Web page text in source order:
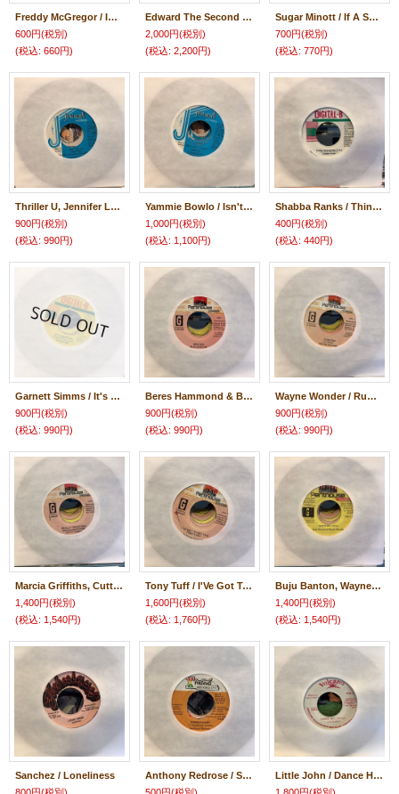
Freddy McGregor / In The Mix
600円(税別)
(税込: 660円)
Edward The Second And The Red Hot Polkas / Polkasteady
2,000円(税別)
(税込: 2,200円)
Sugar Minott / If A So We A Go Live
700円(税別)
(税込: 770円)
Thriller U, Jennifer Lara, Johnny Nice / Sex You Up
900円(税別)
(税込: 990円)
Yammie Bowlo / Isn't She Lovely
1,000円(税別)
(税込: 1,100円)
Shabba Ranks / Think You Having It All
400円(税別)
(税込: 440円)
Garnett Simms / It's Growing
900円(税別)
(税込: 990円)
Beres Hammond & Buju Banton / Who Say
900円(税別)
(税込: 990円)
Wayne Wonder / Rumours
900円(税別)
(税込: 990円)
Marcia Griffiths, Cutty Ranks / Really Toghether
1,400円(税別)
(税込: 1,540円)
Tony Tuff / I'Ve Got To Get You
1,600円(税別)
(税込: 1,760円)
Buju Banton, Wayne Wonder / Bonifide Love
1,400円(税別)
(税込: 1,540円)
Sanchez / Loneliness
Anthony Redrose / Simmer Down
Little John / Dance Hall Style